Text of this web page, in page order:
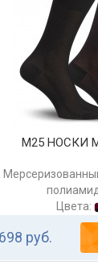
М25 НОСКИ
Цвета:
698 руб.